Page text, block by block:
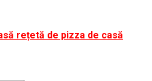
rețetă de pizza de casă